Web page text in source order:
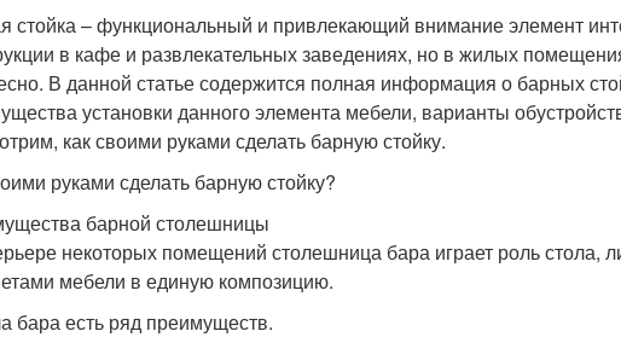
стойка – функциональный и привлекающий внимание элемент
в кафе и развлекательных заведениях, но в жилых
В данной статье содержится полная информация о барных
установки данного элемента мебели, варианты
как своими руками сделать барную стойку.
руками сделать барную стойку?
барной столешницы
некоторых помещений столешница бара играет роль стола,
мебели в единую композицию.
бара есть ряд преимуществ.